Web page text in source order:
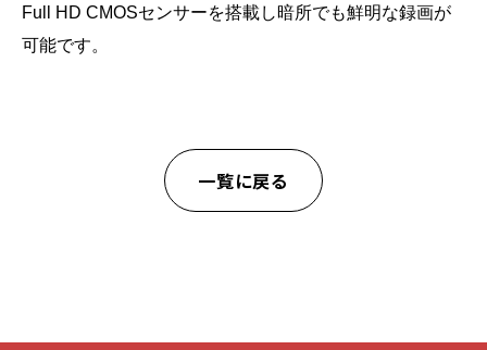
Full HD CMOSセンサーを搭載し暗所でも鮮明な録画が
可能です。
一覧に戻る